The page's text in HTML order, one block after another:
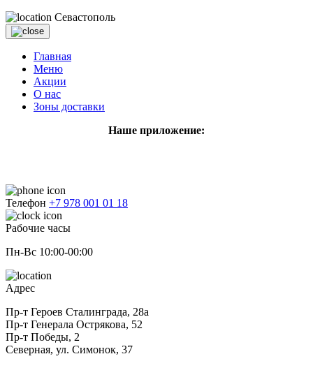
Севастополь
Главная
Меню
Акции
О нас
Зоны доставки
Наше приложение:
Телефон +7 978 001 01 18
Рабочие часы
Пн-Вс 10:00-00:00
Адрес
Пр-т Героев Сталинграда, 28а
Пр-т Генерала Острякова, 52
Пр-т Победы, 2
Северная, ул. Симонок, 37